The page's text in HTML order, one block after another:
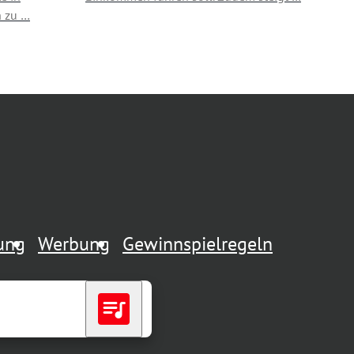
zu …
Werbung Gewinnspielregeln
queue_music